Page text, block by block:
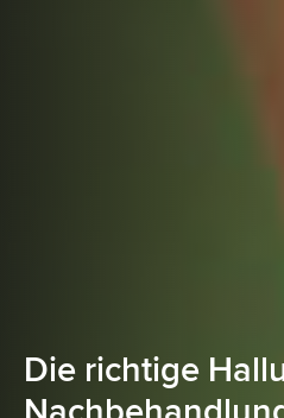
Die richtige